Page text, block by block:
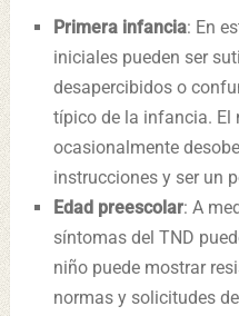
Primera infancia: En
iniciales pueden ser
desapercibidos o
típico de la infancia. El
ocasionalmente
instrucciones y ser un
Edad preescolar: A
síntomas del TND
niño puede mostrar
normas y solicitudes